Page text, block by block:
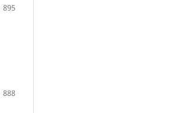
895
888